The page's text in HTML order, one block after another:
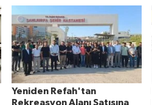
Yeniden Refah'tan
Rekreasyon Alanı Satışına